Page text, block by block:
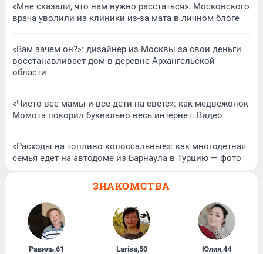
«Мне сказали, что нам нужно расстаться». Московского
врача уволили из клиники из-за мата в личном блоге
«Вам зачем он?»: дизайнер из Москвы за свои деньги
восстанавливает дом в деревне Архангельской
области
«Чисто все мамы и все дети на свете»: как медвежонок
Момота покорил буквально весь интернет. Видео
«Расходы на топливо колоссальные»: как многодетная
семья едет на автодоме из Барнаула в Турцию — фото
ЗНАКОМСТВА
Равиль,61 Larisa,50 Юлия,44